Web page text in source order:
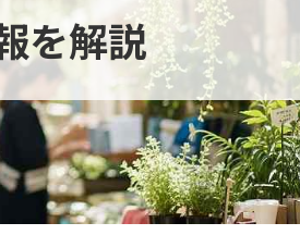
を解説